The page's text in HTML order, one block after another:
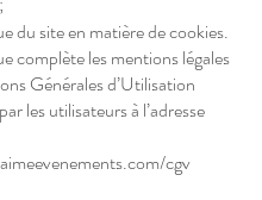
du site en matière de cookies.
complète les mentions légales
Générales d’Utilisation
les utilisateurs à l’adresse
cgv